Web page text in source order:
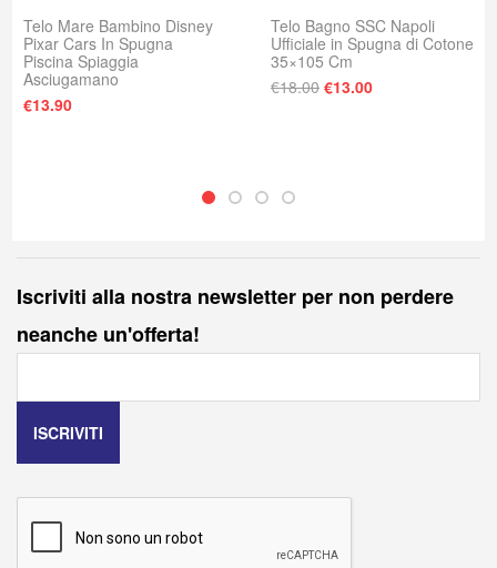
€23.00.
€18.00.
Telo Mare Bambino Disney
Pixar Cars In Spugna
Piscina Spiaggia
Asciugamano
€13.90
Telo Bagno SSC Napoli
Ufficiale in Spugna di Cotone
35×105 Cm
€18.00 Il prezzo originale
€13.00Il prezzo
Iscriviti alla nostra newsletter per non perdere
neanche un'offerta!